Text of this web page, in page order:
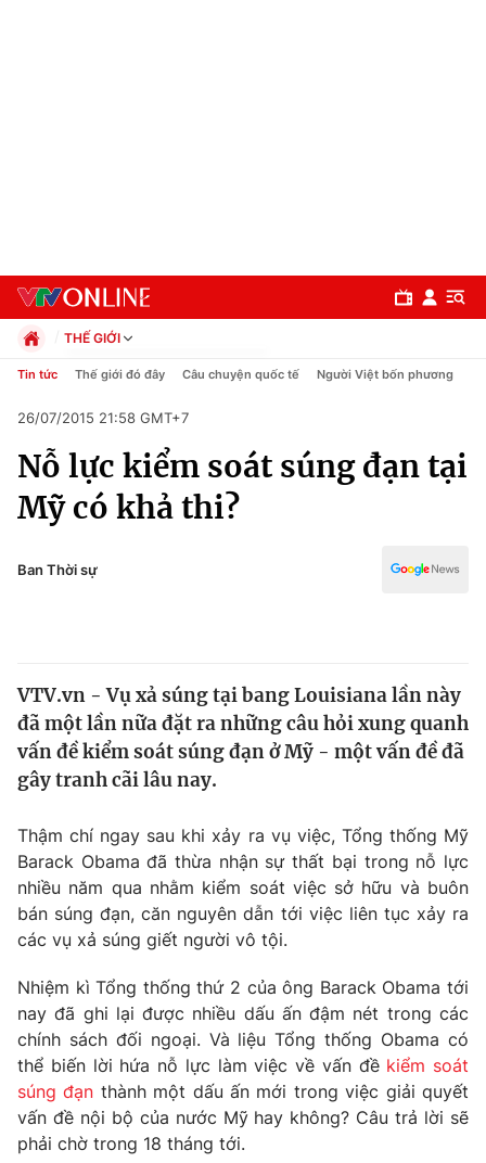
Chuyên mục
Chính trị
Thế giới
Tin tức
Thế giới đó đây
Câu chuyện quốc tế
Tài chính
Thị trường
Góc doanh nghiệp
Dữ liệu và đời sống
Truyền hình
Phim VTV
Hậu trường
Nhân vật
Khán giả
Giải sao mai
Giải trí
Điện ảnh
Âm nhạc
Sao
Đời sống
Du lịch
Làm đẹp
Giáo dục
THẾ GIỚI
Chính trị
Pháp luật
Kinh tế
Thể thao
Truyền hình
Y tế
Tin tức Thế giới đó đây Câu chuyện quốc tế Người Việt bốn phương
26/07/2015 21:58 GMT+7
Nỗ lực kiểm soát súng đạn tại
Mỹ có khả thi?
Ban Thời sự
VTV.vn - Vụ xả súng tại bang Louisiana lần này
đã một lần nữa đặt ra những câu hỏi xung quanh
vấn đề kiểm soát súng đạn ở Mỹ - một vấn đề đã
gây tranh cãi lâu nay.
Thậm chí ngay sau khi xảy ra vụ việc, Tổng thống Mỹ
Barack Obama đã thừa nhận sự thất bại trong nỗ lực
nhiều năm qua nhằm kiểm soát việc sở hữu và buôn
bán súng đạn, căn nguyên dẫn tới việc liên tục xảy ra
các vụ xả súng giết người vô tội.
Nhiệm kì Tổng thống thứ 2 của ông Barack Obama tới
nay đã ghi lại được nhiều dấu ấn đậm nét trong các
chính sách đối ngoại. Và liệu Tổng thống Obama có
thể biến lời hứa nỗ lực làm việc về vấn đề kiểm soát
súng đạn thành một dấu ấn mới trong việc giải quyết
vấn đề nội bộ của nước Mỹ hay không? Câu trả lời sẽ
phải chờ trong 18 tháng tới.